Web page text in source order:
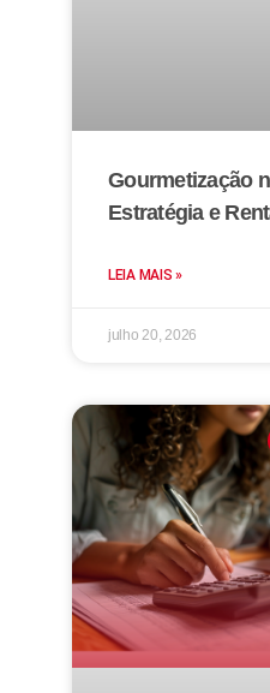
Gourmetização
Estratégia e
LEIA MAIS »
julho 20, 2026